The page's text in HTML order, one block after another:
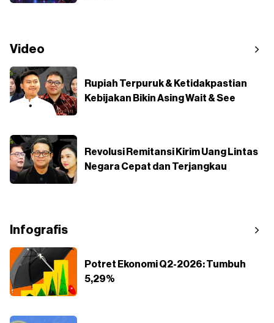
Video
Rupiah Terpuruk & Ketidakpastian
Kebijakan Bikin Asing Wait & See
Revolusi Remitansi Kirim Uang Lintas
Negara Cepat dan Terjangkau
Infografis
Potret Ekonomi Q2-2026: Tumbuh
5,29%